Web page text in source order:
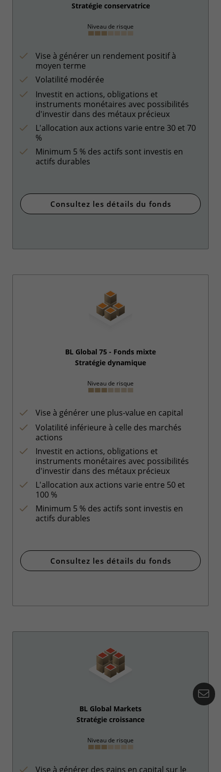
Stratégie conservatrice
Niveau de risque
Vise à générer un rendement positif à
moyen terme
Volatilité modérée
Investit en actions, obligations et
instruments monétaires avec possibilités
d'investir dans des métaux précieux
L'allocation aux actions varie entre 30 et 70
%
Minimum 5 % des actifs sont investis en
actifs durables
Consultez les détails du fonds
BL Global 75 - Fonds mixte
Stratégie dynamique
Niveau de risque
Vise à générer une plus-value en capital
Volatilité inférieure à celle des marchés
actions
Investit en actions, obligations et
instruments monétaires avec possibilités
d'investir dans des métaux précieux
L'allocation aux actions varie entre 50 et
100 %
Minimum 5 % des actifs sont investis en
actifs durables
Consultez les détails du fonds
BL Global Markets
Stratégie croissance
Niveau de risque
Vise à générer des gains en capital sur le